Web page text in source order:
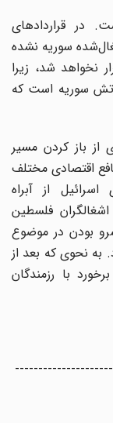
قراردادهای
سوریه نشده
شد، زیرا
سوریه است که
باز کردن مسیر
اقتصادی مختلف
از آبراه
فلسطین
بودن در موضوع
نحوی که بعد از
با رزمندگان